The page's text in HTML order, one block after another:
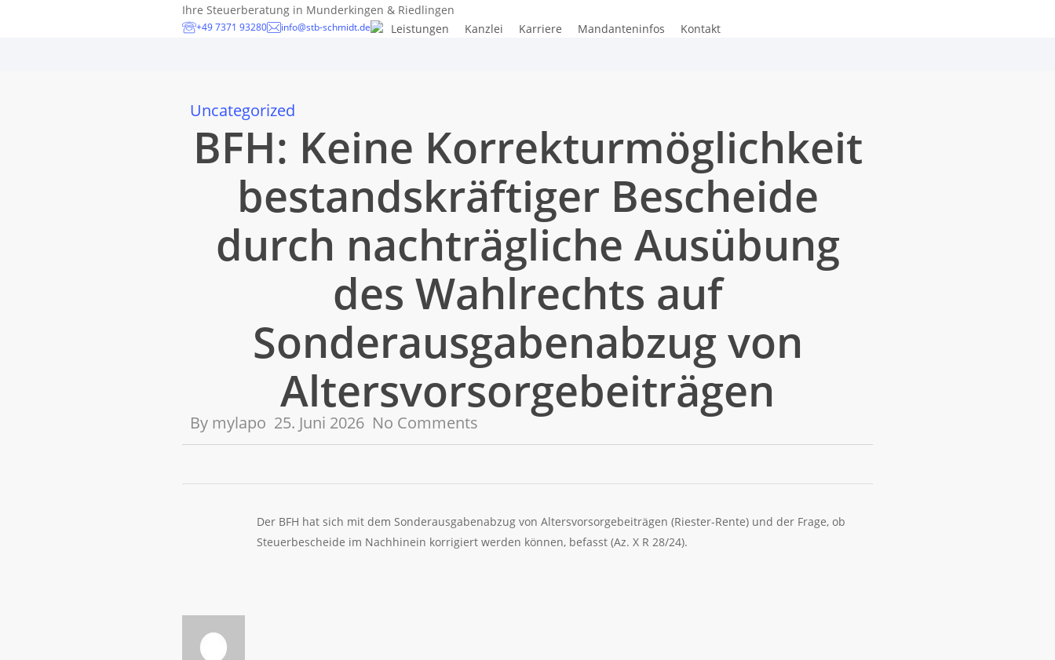
Ihre Steuerberatung in Munderkingen & Riedlingen
+49 7371 93280 info@stb-schmidt.de Leistungen Kanzlei Karriere Mandanteninfos Kontakt
Uncategorized
BFH: Keine Korrekturmöglichkeit
bestandskräftiger Bescheide
durch nachträgliche Ausübung
des Wahlrechts auf
Sonderausgabenabzug von
Altersvorsorgebeiträgen
By mylapo 25. Juni 2026 No Comments
Der BFH hat sich mit dem Sonderausgabenabzug von Altersvorsorgebeiträgen (Riester-Rente) und der Frage, ob
Steuerbescheide im Nachhinein korrigiert werden können, befasst (Az. X R 28/24).